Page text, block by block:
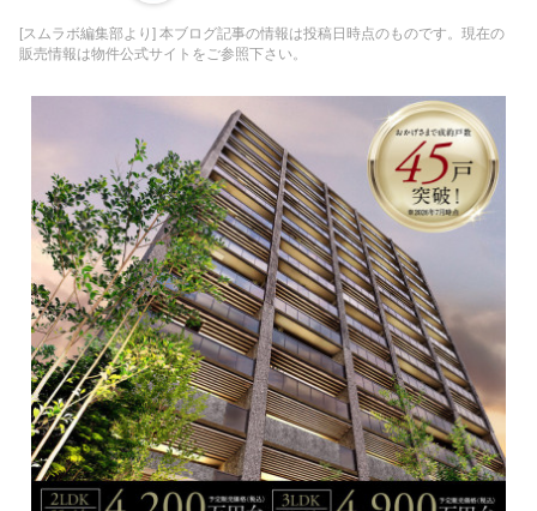
[スムラボ編集部より] 本ブログ記事の情報は投稿日時点のものです。現在の
販売情報は物件公式サイトをご参照下さい。